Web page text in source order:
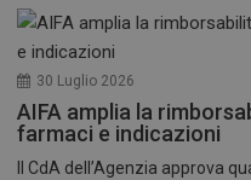
30 Luglio 2026
AIFA amplia la
farmaci e indicazioni
Il CdA dell’Agenzia approva